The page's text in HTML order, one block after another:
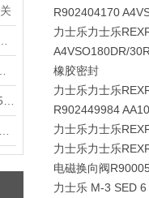
R902404170
力士乐力士乐
A4VSO180DR/
橡胶密封
力士乐力士乐
R902449984
力士乐力士乐
力士乐力士乐
电磁换向阀
力士乐 M-3 SED